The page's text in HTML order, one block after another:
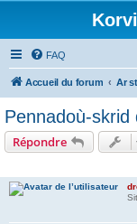
FAQ
Accueil du forum
Pennadoù-skrid
Répondre